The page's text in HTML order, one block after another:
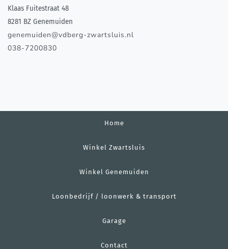
Klaas Fuitestraat 48
8281 BZ Genemuiden
genemuiden@vdberg-zwartsluis.nl
038-7200830
Home
Winkel Zwartsluis
Winkel Genemuiden
Loonbedrijf / loonwerk & transport
Garage
Contact